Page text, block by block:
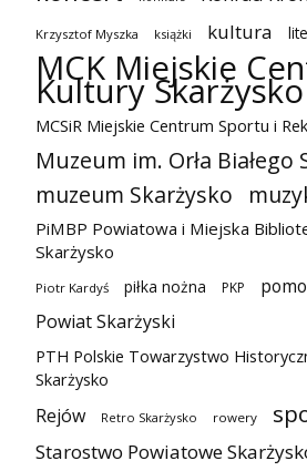
Krzysztof Myszka książki kultura
MCK Miejskie
Kultury Skarżysko
MCSiR Miejskie Centrum Sportu i
Muzeum im. Orła Białego
muzeum Skarżysko
PiMBP Powiatowa i Miejska
Skarżysko
Piotr Kardyś piłka nożna PKP
Powiat Skarżyski
PTH Polskie Towarzystwo
Skarżysko
Rejów Retro Skarżysko rowery
Starostwo Powiatowe